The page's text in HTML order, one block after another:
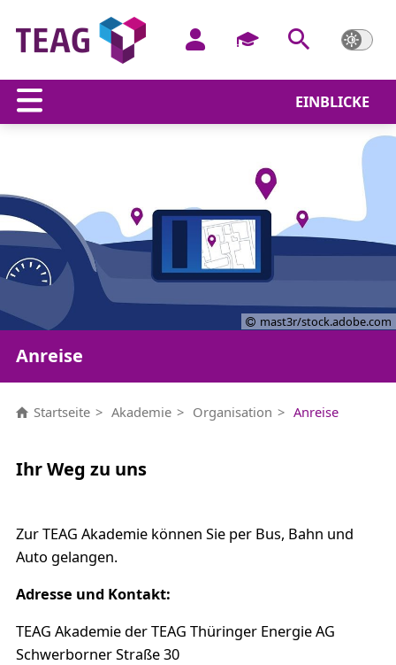
EINBLICKE
mast3r/stock.adobe.com
Anreise
Startseite Akademie Organisation Anreise
Ihr Weg zu uns
Zur TEAG Akademie können Sie per Bus, Bahn und
Auto gelangen.
Adresse und Kontakt:
TEAG Akademie der TEAG Thüringer Energie AG
Schwerborner Straße 30